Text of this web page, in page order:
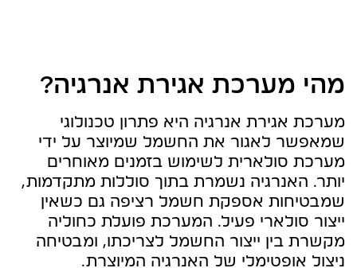
מהי מערכת אגירת אנרגיה?
מערכת אגירת אנרגיה היא פתרון טכנולוגי
שמאפשר לאגור את החשמל שמיוצר על ידי
מערכת סולארית לשימוש בזמנים מאוחרים
יותר. האנרגיה נשמרת בתוך סוללות מתקדמות,
שמבטיחות אספקת חשמל רציפה גם כשאין
ייצור סולארי פעיל. המערכת פועלת כחוליה
מקשרת בין ייצור החשמל לצריכתו, ומבטיחה
ניצול אופטימלי של האנרגיה המיוצרת.